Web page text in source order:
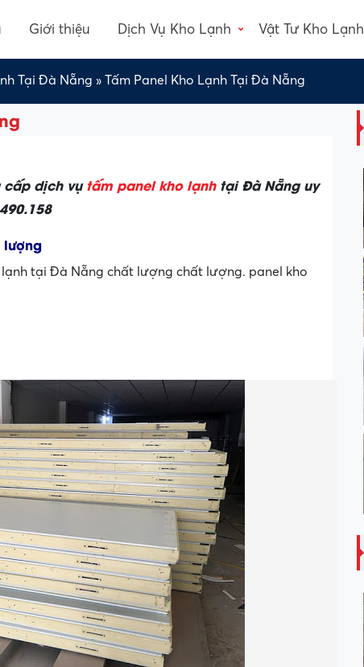
Giới thiệu Dịch Vụ Kho Lạnh Vật Tư Kho Lạnh
Tại Đà Nẵng » Tấm Panel Kho Lạnh Tại Đà Nẵng
cấp dịch vụtấm panel kho lạnhtại Đà Nẵng uy
lượng
tại Đà Nẵng chất lượng chất lượng. panel kho